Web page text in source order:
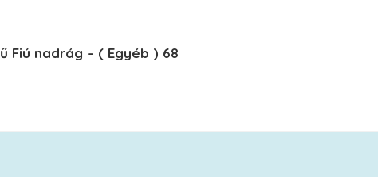
Fiú nadrág – ( Egyéb ) 68